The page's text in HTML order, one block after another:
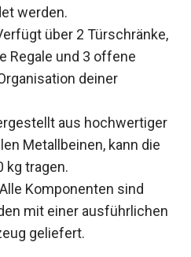
werden.
über 2 Türschränke,
Regale und 3 offene
deiner
aus hochwertiger
Metallbeinen, kann die
kg tragen.
Alle Komponenten sind
mit einer ausführlichen
geliefert.